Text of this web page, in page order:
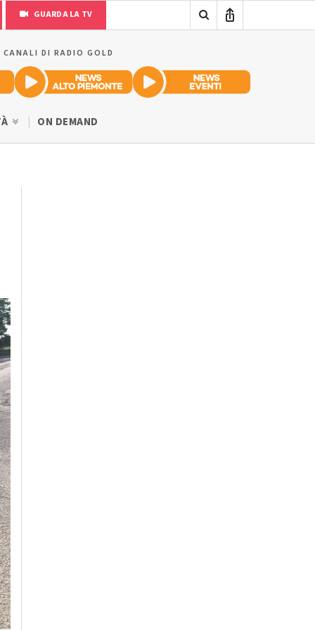
GUARDA LA TV
DI RADIO GOLD
ON DEMAND